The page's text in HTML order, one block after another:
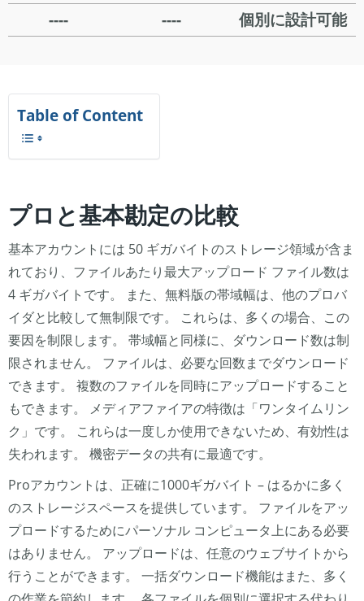
----
---- 個別に設計可能
Table of Content
プロと基本勘定の比較
基本アカウントには 50 ギガバイトのストレージ領域が含ま
れており、ファイルあたり最大アップロード ファイル数は
4 ギガバイトです。 また、無料版の帯域幅は、他のプロバ
イダと比較して無制限です。 これらは、多くの場合、この
要因を制限します。 帯域幅と同様に、ダウンロード数は制
限されません。 ファイルは、必要な回数までダウンロード
できます。 複数のファイルを同時にアップロードすること
もできます。 メディアファイアの特徴は「ワンタイムリン
ク」です。 これらは一度しか使用できないため、有効性は
失われます。 機密データの共有に最適です。
Proアカウントは、正確に1000ギガバイト – はるかに多く
のストレージスペースを提供しています。 ファイルをアッ
プロードするためにパーソナル コンピュータ上にある必要
はありません。 アップロードは、任意のウェブサイトから
行うことができます。 一括ダウンロード機能はまた、多く